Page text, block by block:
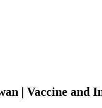
| Vaccine and